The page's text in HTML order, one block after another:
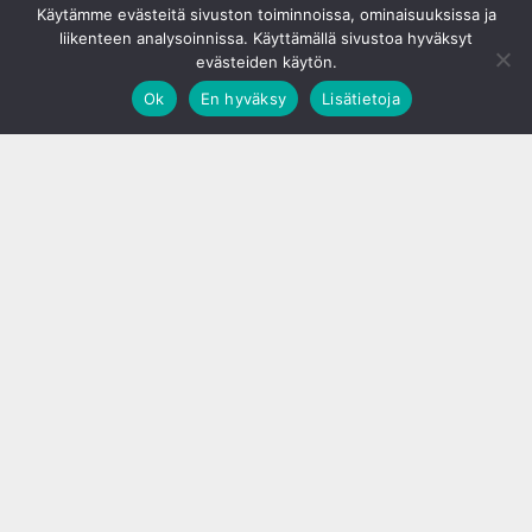
Käytämme evästeitä sivuston toiminnoissa, ominaisuuksissa ja
liikenteen analysoinnissa. Käyttämällä sivustoa hyväksyt
evästeiden käytön.
Ok
En hyväksy Lisätietoja